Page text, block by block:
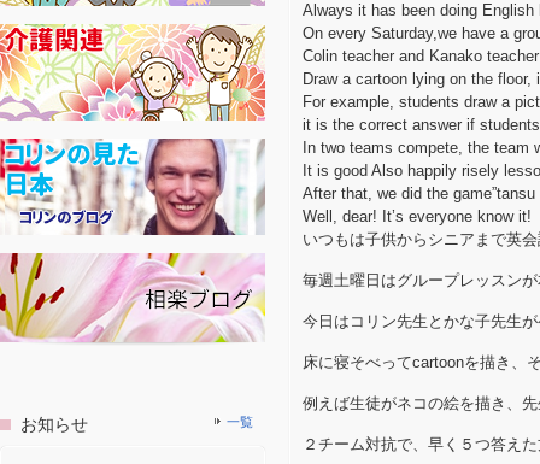
Always it has been doing
On every Saturday,we have a
Colin teacher and Kanako
Draw a cartoon lying on the
For example, students draw a
it is the correct answer if
In two teams compete, the team
It is good Also happily risely
After that, we did the
Well, dear! It’s everyone know it!
いつもは子供からシニアまで英
毎週土曜日はグループレッスン
今日はコリン先生とかな子先生
床に寝そべってcartoonを描き、
例えば生徒がネコの絵を描き、
２チーム対抗で、早く５つ答え
お知らせ 一覧